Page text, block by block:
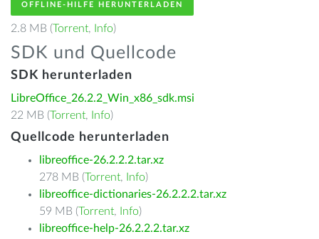
OFFLINE-HILFE HERUNTERLADEN
2.8 MB (Torrent, Info)
SDK und Quellcode
SDK herunterladen
LibreOffice_26.2.2_Win_x86_sdk.msi
22 MB (Torrent, Info)
Quellcode herunterladen
libreoffice-26.2.2.2.tar.xz
278 MB (Torrent, Info)
libreoffice-dictionaries-26.2.2.2.tar.xz
59 MB (Torrent, Info)
libreoffice-help-26.2.2.2.tar.xz